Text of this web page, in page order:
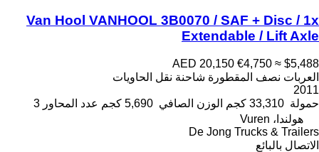
Van Hool VANHOOL 3B0070 / SAF + Disc / 1x
Extendable / Lift Axle
AED 20,150 €4,750 ≈ $5,488
العربات نصف المقطورة شاحنة نقل الحاويات
2011
حمولة 33,310 كجم الوزن الصافي 5,690 كجم عدد المحاور 3
هولندا، Vuren
De Jong Trucks & Trailers
الاتصال بالبائع